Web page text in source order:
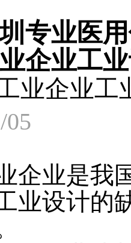
专业医
企业工
业企业
05
企业是我
业设计的